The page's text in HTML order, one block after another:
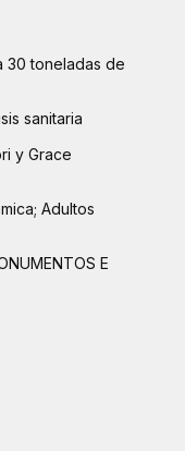
30 toneladas de
sanitaria
y Grace
Adultos
E